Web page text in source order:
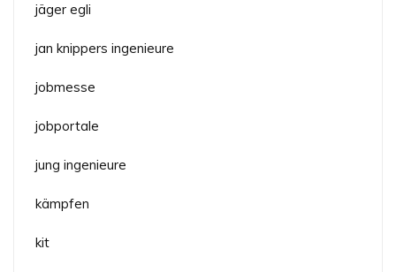
jäger egli
jan knippers ingenieure
jobmesse
jobportale
jung ingenieure
kämpfen
kit